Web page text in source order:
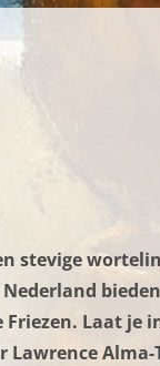
stevige
Friezen. Laat je